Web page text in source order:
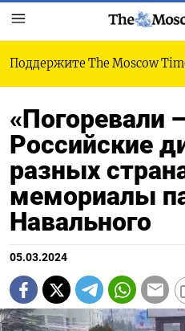
Поддержите The Moscow
«Погоревали
Российские
разных
мемориалы
Навального
05.03.2024